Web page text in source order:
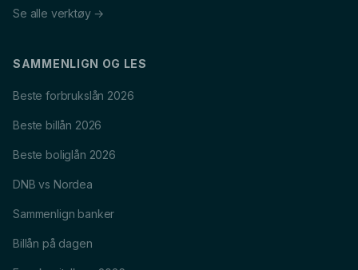
Se alle verktøy →
SAMMENLIGN OG LES
Beste forbrukslån 2026
Beste billån 2026
Beste boliglån 2026
DNB vs Nordea
Sammenlign banker
Billån på dagen